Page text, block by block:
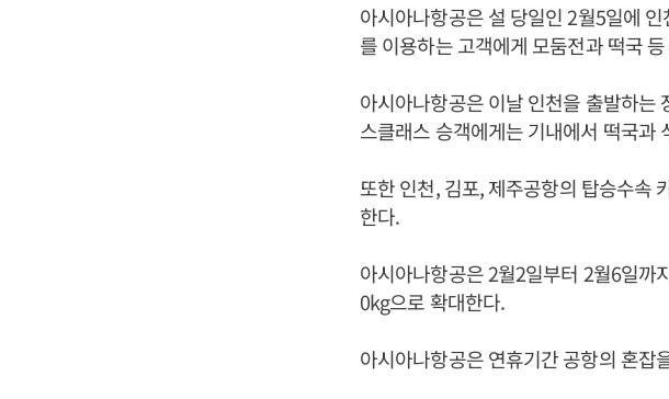
아시아나항공은 설 당일인 2월5일에
를 이용하는 고객에게 모둠전과 떡국
아시아나항공은 이날 인천을 출발하는
스클래스 승객에게는 기내에서 떡국과
또한 인천, 김포, 제주공항의 탑승수속
한다.
아시아나항공은 2월2일부터 2월6일까
0kg으로 확대한다.
아시아나항공은 연휴기간 공항의 혼잡